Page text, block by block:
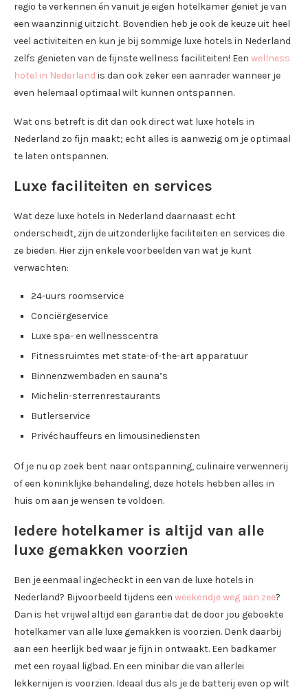
regio te verkennen én vanuit je eigen hotelkamer geniet je van
een waanzinnig uitzicht. Bovendien heb je ook de keuze uit heel
veel activiteiten en kun je bij sommige luxe hotels in Nederland
zelfs genieten van de fijnste wellness faciliteiten! Een wellness
hotel in Nederland is dan ook zeker een aanrader wanneer je
even helemaal optimaal wilt kunnen ontspannen.
Wat ons betreft is dit dan ook direct wat luxe hotels in
Nederland zo fijn maakt; echt alles is aanwezig om je optimaal
te laten ontspannen.
Luxe faciliteiten en services
Wat deze luxe hotels in Nederland daarnaast echt
onderscheidt, zijn de uitzonderlijke faciliteiten en services die
ze bieden. Hier zijn enkele voorbeelden van wat je kunt
verwachten:
24-uurs roomservice
Conciërgeservice
Luxe spa- en wellnesscentra
Fitnessruimtes met state-of-the-art apparatuur
Binnenzwembaden en sauna’s
Michelin-sterrenrestaurants
Butlerservice
Privéchauffeurs en limousinediensten
Of je nu op zoek bent naar ontspanning, culinaire verwennerij
of een koninklijke behandeling, deze hotels hebben alles in
huis om aan je wensen te voldoen.
Iedere hotelkamer is altijd van alle
luxe gemakken voorzien
Ben je eenmaal ingecheckt in een van de luxe hotels in
Nederland? Bijvoorbeeld tijdens een weekendje weg aan zee?
Dan is het vrijwel altijd een garantie dat de door jou geboekte
hotelkamer van alle luxe gemakken is voorzien. Denk daarbij
aan een heerlijk bed waar je fijn in ontwaakt. Een badkamer
met een royaal ligbad. En een minibar die van allerlei
lekkernijen is voorzien. Ideaal dus als je de batterij even op wilt